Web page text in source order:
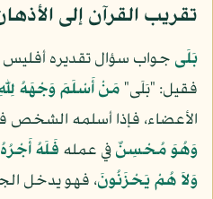
تقريب القرآن إلى
بَلَى جواب سؤال تقديره
فقيل: "بَلَى" مَنْ أَسْلَمَ وَجْهَهُ
الأعضاء، فإذا أسلمه
وَهُوَ مُحْسِنٌفي عمله فَلَهُ
وَلاَ هُمْ يَحْزَنُونَ، فهو يدخل